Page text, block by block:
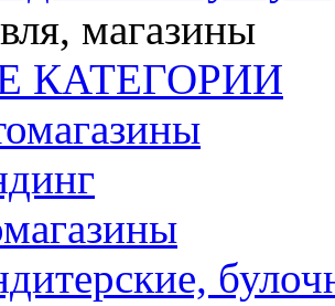
магазины
КАТЕГОРИИ